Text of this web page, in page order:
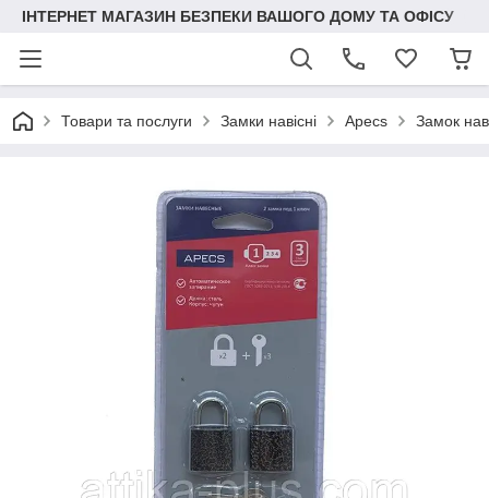
ІНТЕРНЕТ МАГАЗИН БЕЗПЕКИ ВАШОГО ДОМУ ТА ОФІСУ
Товари та послуги Замки навісні Apecs Замок